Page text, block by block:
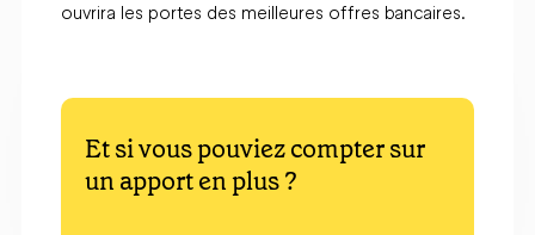
ouvrira les portes des meilleures offres bancaires.
Et si vous pouviez compter sur
un apport en plus ?